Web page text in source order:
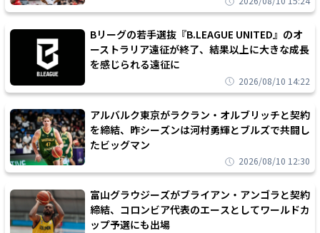
Bリーグの若手選抜『B.LEAGUE UNITED』のオ
ーストラリア遠征が終了、結果以上に大きな成長
を感じられる遠征に
2026/08/10 14:22
アルバルク東京がラクラン・オルブリッチと契約
を締結、昨シーズンは河村勇輝とブルズで共闘し
たビッグマン
2026/08/10 12:30
富山グラウジーズがブライアン・アンゴラと契約
締結、コロンビア代表のエースとしてワールドカ
ップ予選にも出場